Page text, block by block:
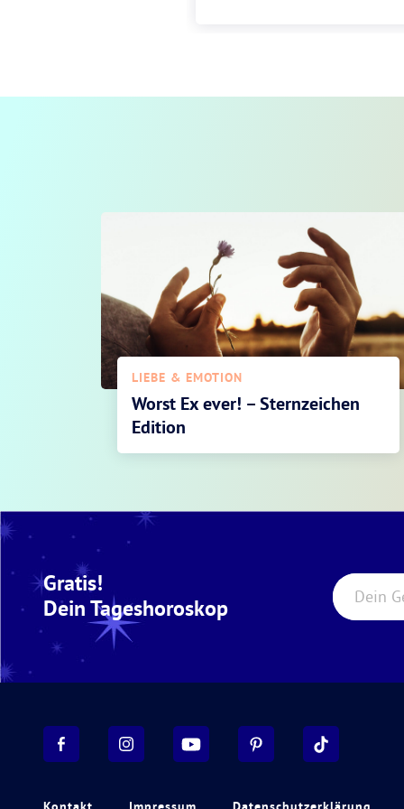
LIEBE & EMOTION
Worst Ex ever! – Sternzeichen
Edition
Gratis!
Dein Tageshoroskop
Dein